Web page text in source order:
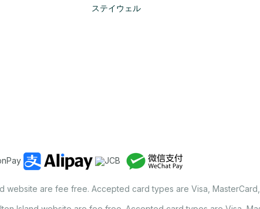
ステイウェル
website are fee free. Accepted card types are Visa, MasterCard,